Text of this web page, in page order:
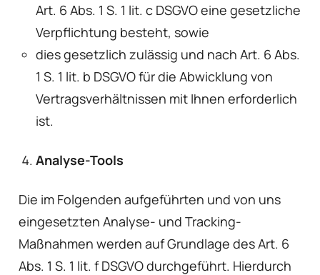
Art. 6 Abs. 1 S. 1 lit. c DSGVO eine gesetzliche
Verpflichtung besteht, sowie
dies gesetzlich zulässig und nach Art. 6 Abs.
1 S. 1 lit. b DSGVO für die Abwicklung von
Vertragsverhältnissen mit Ihnen erforderlich
ist.
Analyse-Tools
Die im Folgenden aufgeführten und von uns
eingesetzten Analyse- und Tracking-
Maßnahmen werden auf Grundlage des Art. 6
Abs. 1 S. 1 lit. f DSGVO durchgeführt. Hierdurch